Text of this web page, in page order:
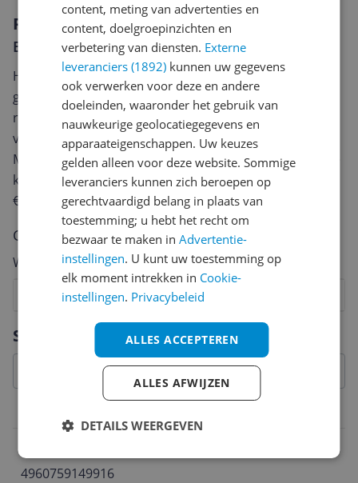
Specificaties
4960759149916
Reviews
Er zijn nog geen reviews geschreven
Heb jij dit product in bezit en wil je graag je mening
geven? Start dan hieronder met het schrijven van je
review. Afhankelijk van de details duurt het schrijven
van een review gemiddeld tussen de 3 en 10 minuten.
Met jouw mening help je andere bezoekers een betere
keuze te maken én maak je iedere maand kans op
€250,-!
Klik hier voor de actievoorwaarden.
Cijfer
Welk cijfer geef jij dit product?
6
5
4
3
2
Vraag 1 van 4
content, meting van advertenties en
content, doelgroepinzichten en
verbetering van diensten. Externe
leveranciers (1892) kunnen uw gegevens
ook verwerken voor deze en andere
doeleinden, waaronder het gebruik van
nauwkeurige geolocatiegegevens en
apparaateigenschappen. Uw keuzes
gelden alleen voor deze website. Sommige
leveranciers kunnen zich beroepen op
gerechtvaardigd belang in plaats van
toestemming; u hebt het recht om
bezwaar te maken inAdvertentie-
instellingen. U kunt uw toestemming op
elk moment intrekken in Cookie-
instellingen. Privacybeleid
ALLES ACCEPTEREN
ALLES AFWIJZEN
DETAILS WEERGEVEN